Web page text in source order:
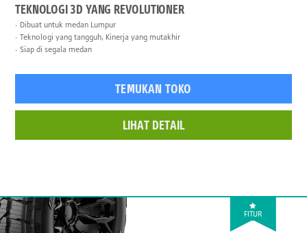
TEKNOLOGI 3D YANG REVOLUTIONER
Dibuat untuk medan Lumpur
Teknologi yang tangguh, Kinerja yang mutakhir
Siap di segala medan
TEMUKAN TOKO
LIHAT DETAIL
FITUR